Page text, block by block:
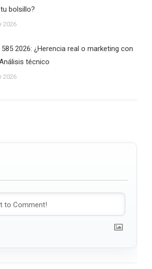
bolsillo?
2026
2026: ¿Herencia real o marketing con
técnico
2026